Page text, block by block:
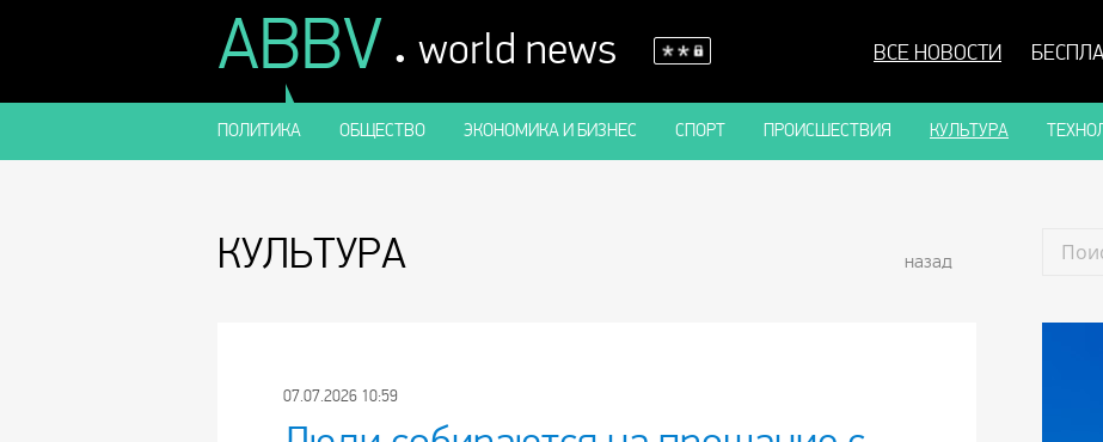
ABBV . world news ВСЕ НОВОСТИ
ПОЛИТИКА ОБЩЕСТВО ЭКОНОМИКА И БИЗНЕС СПОРТ ПРОИСШЕСТВИЯ КУЛЬТУРА
КУЛЬТУРА назад
07.07.2026 10:59